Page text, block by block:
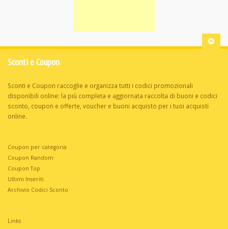
Sconti e Coupon
Sconti e Coupon raccoglie e organizza tutti i codici promozionali
disponibili online: la più completa e aggiornata raccolta di buoni e codici
sconto, coupon e offerte, voucher e buoni acquisto per i tuoi acquisti
online.
Coupon per categoria
Coupon Random
Coupon Top
Ultimi Inseriti
Archivio Codici Sconto
Links